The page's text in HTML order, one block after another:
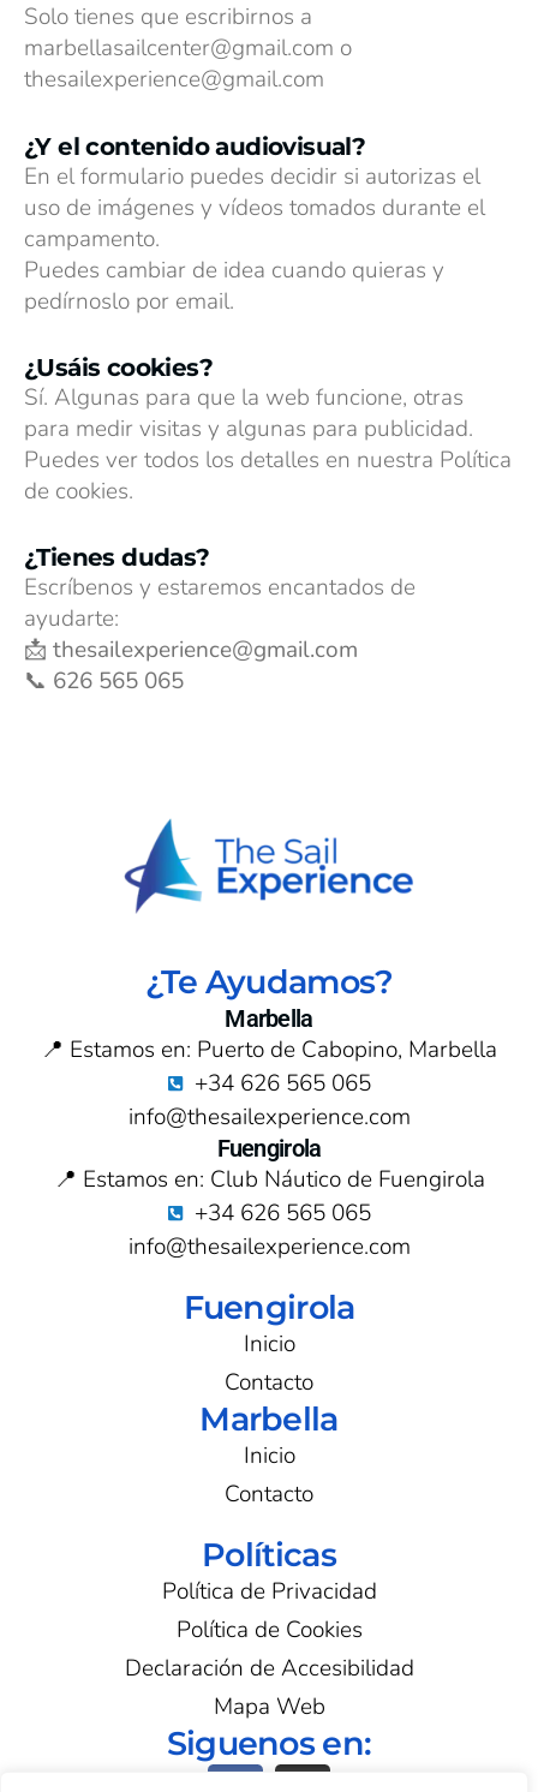
Solo tienes que escribirnos a
marbellasailcenter@gmail.com o
thesailexperience@gmail.com
¿Y el contenido audiovisual?
En el formulario puedes decidir si autorizas el
uso de imágenes y vídeos tomados durante el
campamento.
Puedes cambiar de idea cuando quieras y
pedírnoslo por email.
¿Usáis cookies?
Sí. Algunas para que la web funcione, otras
para medir visitas y algunas para publicidad.
Puedes ver todos los detalles en nuestra Política
de cookies.
¿Tienes dudas?
Escríbenos y estaremos encantados de
ayudarte:
📩 thesailexperience@gmail.com
📞 626 565 065
¿Te Ayudamos?
Marbella
📍 Estamos en: Puerto de Cabopino, Marbella
+34 626 565 065
info@thesailexperience.com
Fuengirola
📍 Estamos en: Club Náutico de Fuengirola
+34 626 565 065
info@thesailexperience.com
Fuengirola
Inicio
Contacto
Marbella
Inicio
Contacto
Políticas
Política de Privacidad
Política de Cookies
Declaración de Accesibilidad
Mapa Web
Siguenos en:
F I